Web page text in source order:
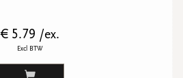
€ 5.79 /ex.
Excl BTW